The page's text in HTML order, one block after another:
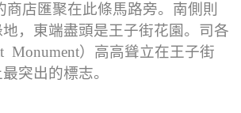
商店匯聚在此條馬路旁。南側則
，東端盡頭是王子街花園。司各
Monument）高高聳立在王子街
突出的標志。